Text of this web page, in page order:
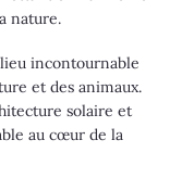
nature.
incontournable
et des animaux.
solaire et
au cœur de la